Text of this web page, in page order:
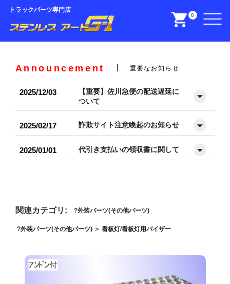
トラックパーツ専門店
0
Announcement 重要なお知らせ
2025/12/03
【重要】佐川急便の配送遅延に
ついて
2025/02/17 詐欺サイト注意喚起のお知らせ
2025/01/01 代引き支払いの領収書に関して
関連カテゴリ: 外装パーツ(その他パーツ)
外装パーツ(その他パーツ) ＞ 看板灯/看板灯用バイザー